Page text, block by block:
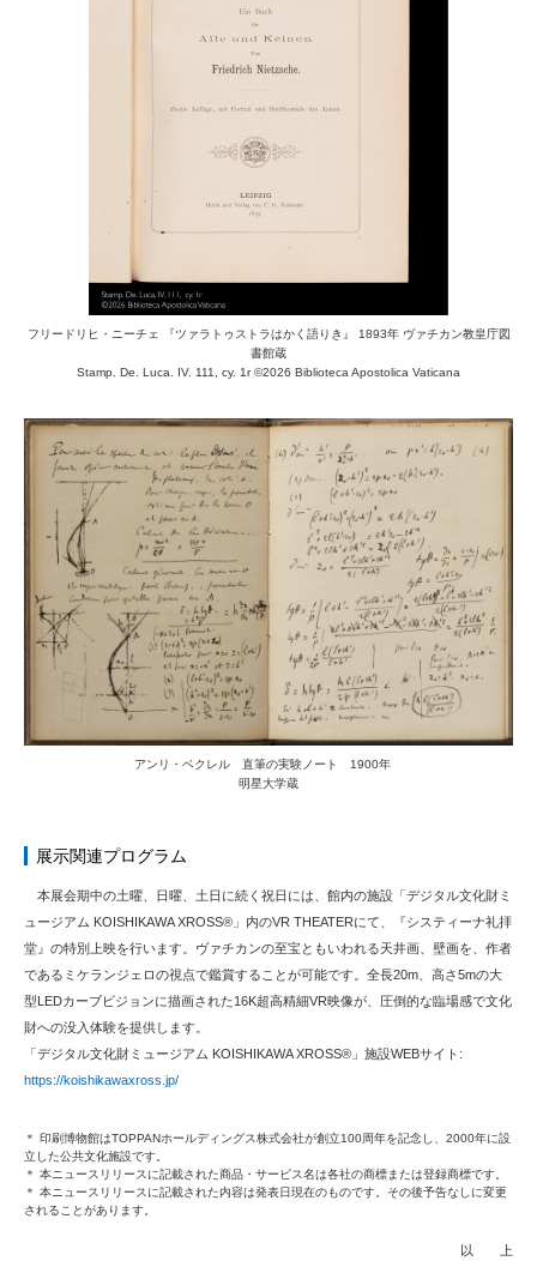
フリードリヒ・ニーチェ 『ツァラトゥストラはかく語りき』 1893年 ヴァチカン教皇庁図
書館蔵
Stamp. De. Luca. IV. 111, cy. 1r ©2026 Biblioteca Apostolica Vaticana
アンリ・ベクレル 直筆の実験ノート 1900年
明星大学蔵
展示関連プログラム
本展会期中の土曜、日曜、土日に続く祝日には、館内の施設「デジタル文化財ミ
ュージアム KOISHIKAWA XROSS®」内のVR THEATERにて、『システィーナ礼拝
堂』の特別上映を行います。ヴァチカンの至宝ともいわれる天井画、壁画を、作者
であるミケランジェロの視点で鑑賞することが可能です。全長20m、高さ5mの大
型LEDカーブビジョンに描画された16K超高精細VR映像が、圧倒的な臨場感で文化
財への没入体験を提供します。
「デジタル文化財ミュージアム KOISHIKAWA XROSS®」施設WEBサイト:
https://koishikawaxross.jp/
＊ 印刷博物館はTOPPANホールディングス株式会社が創立100周年を記念し、2000年に設
立した公共文化施設です。
＊ 本ニュースリリースに記載された商品・サービス名は各社の商標または登録商標です。
＊ 本ニュースリリースに記載された内容は発表日現在のものです。その後予告なしに変更
されることがあります。
以 上